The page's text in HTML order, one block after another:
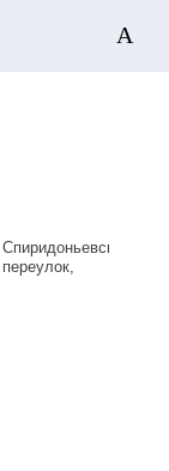
Спиридоньевский
переулок,